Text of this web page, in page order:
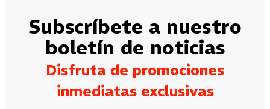
Subscríbete a nuestro
boletín de noticias
Disfruta de promociones
inmediatas exclusivas